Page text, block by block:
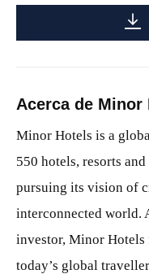
Acerca de Minor
Minor Hotels is a
550 hotels, resorts
pursuing its vision of
interconnected world.
investor, Minor Hotels
today’s global